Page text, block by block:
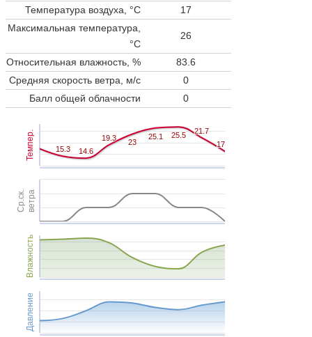
Температура воздуха, °C
17
Максимальная температура,
°C
26
Относительная влажность, %
83.6
Средняя скорость ветра, м/с
0
Балл общей облачности
0
Темпер.
Ср.ск.ветра
Влажность
Давление
15.3
15.3 14.6
14.6
19.3
19.3 23
23
25.1
25.1 25.5
25.5 21.7
21.7
17
17